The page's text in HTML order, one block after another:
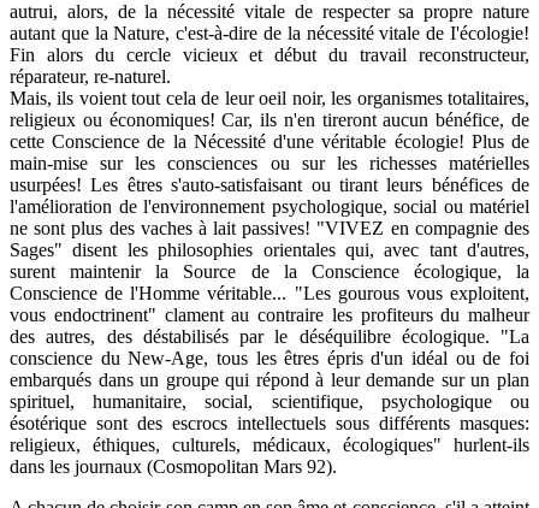
autrui, alors, de la nécessité vitale de respecter sa propre nature
autant que la Nature, c'est-à-dire de la nécessité vitale de I'écologie!
Fin alors du cercle vicieux et début du travail reconstructeur,
réparateur, re-naturel.
Mais, ils voient tout cela de leur oeil noir, les organismes totalitaires,
religieux ou économiques! Car, ils n'en tireront aucun bénéfice, de
cette Conscience de la Nécessité d'une véritable écologie! Plus de
main-mise sur les consciences ou sur les richesses matérielles
usurpées! Les êtres s'auto-satisfaisant ou tirant leurs bénéfices de
l'amélioration de l'environnement psychologique, social ou matériel
ne sont plus des vaches à lait passives! "VIVEZ en compagnie des
Sages" disent les philosophies orientales qui, avec tant d'autres,
surent maintenir la Source de la Conscience écologique, la
Conscience de l'Homme véritable... "Les gourous vous exploitent,
vous endoctrinent" clament au contraire les profiteurs du malheur
des autres, des déstabilisés par le déséquilibre écologique. "La
conscience du New-Age, tous les êtres épris d'un idéal ou de foi
embarqués dans un groupe qui répond à leur demande sur un plan
spirituel, humanitaire, social, scientifique, psychologique ou
ésotérique sont des escrocs intellectuels sous différents masques:
religieux, éthiques, culturels, médicaux, écologiques" hurlent-ils
dans les journaux (Cosmopolitan Mars 92).